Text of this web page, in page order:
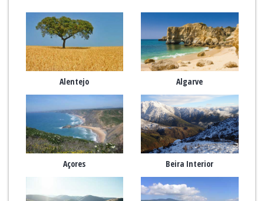
Alentejo Algarve
Açores Beira Interior